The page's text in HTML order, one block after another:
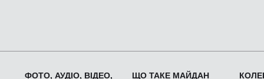
ФОТО, АУДІО, ВІДЕО, ЩО ТАКЕ МАЙДАН